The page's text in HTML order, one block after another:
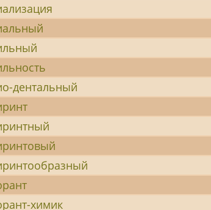
дентальный
химик